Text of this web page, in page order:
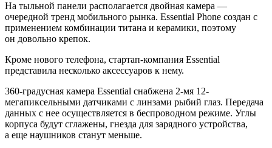
На тыльной панели располагается двойная камера —
очередной тренд мобильного рынка. Essential Phone создан с
применением комбинации титана и керамики, поэтому
он довольно крепок.
Кроме нового телефона, стартап-компания Essential
представила несколько аксессуаров к нему.
360-градусная камера Essential снабжена 2-мя 12-
мегапиксельными датчиками с линзами рыбий глаз. Передача
данных с нее осуществляется в беспроводном режиме. Углы
корпуса будут сглажены, гнезда для зарядного устройства,
а еще наушников станут меньше.